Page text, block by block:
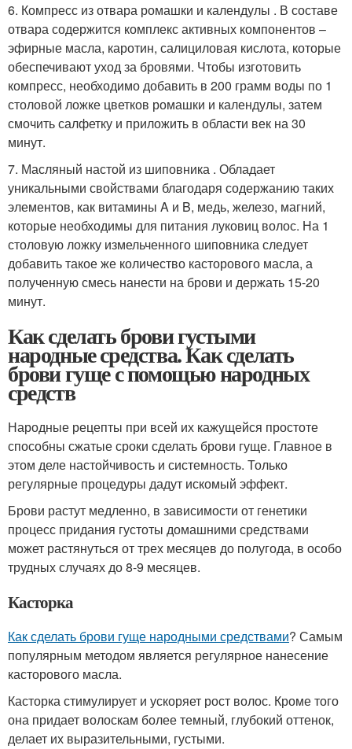
6. Компресс из отвара ромашки и календулы . В составе
отвара содержится комплекс активных компонентов –
эфирные масла, каротин, салициловая кислота, которые
обеспечивают уход за бровями. Чтобы изготовить
компресс, необходимо добавить в 200 грамм воды по 1
столовой ложке цветков ромашки и календулы, затем
смочить салфетку и приложить в области век на 30
минут.
7. Масляный настой из шиповника . Обладает
уникальными свойствами благодаря содержанию таких
элементов, как витамины A и B, медь, железо, магний,
которые необходимы для питания луковиц волос. На 1
столовую ложку измельченного шиповника следует
добавить такое же количество касторового масла, а
полученную смесь нанести на брови и держать 15-20
минут.
Как сделать брови густыми
народные средства. Как сделать
брови гуще с помощью народных
средств
Народные рецепты при всей их кажущейся простоте
способны сжатые сроки сделать брови гуще. Главное в
этом деле настойчивость и системность. Только
регулярные процедуры дадут искомый эффект.
Брови растут медленно, в зависимости от генетики
процесс придания густоты домашними средствами
может растянуться от трех месяцев до полугода, в особо
трудных случаях до 8-9 месяцев.
Касторка
Как сделать брови гуще народными средствами? Самым
популярным методом является регулярное нанесение
касторового масла.
Касторка стимулирует и ускоряет рост волос. Кроме того
она придает волоскам более темный, глубокий оттенок,
делает их выразительными, густыми.